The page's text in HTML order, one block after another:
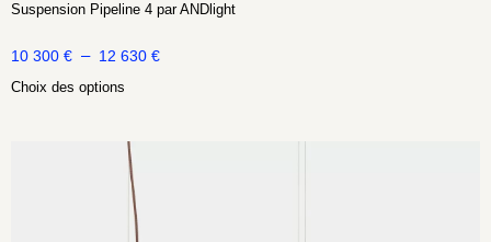
Suspension Pipeline 4 par ANDlight
10 300 € – 12 630 €
Choix des options